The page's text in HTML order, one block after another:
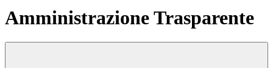
Amministrazione Trasparente